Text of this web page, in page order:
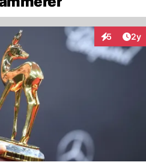
5 2y